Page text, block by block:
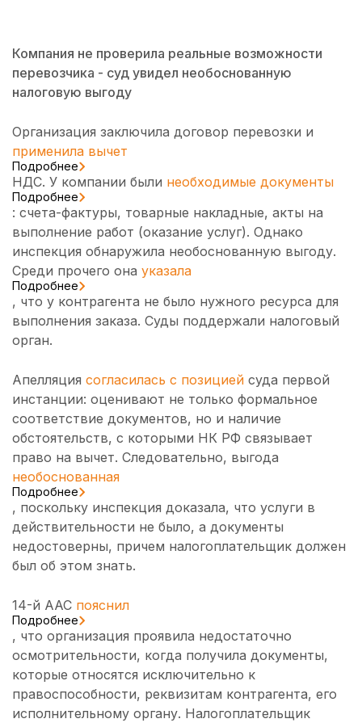
Компания не проверила реальные возможности
перевозчика - суд увидел необоснованную
налоговую выгоду
Организация заключила договор перевозки и
применила вычет
Подробнее
НДС. У компании были необходимые документы
Подробнее
: счета-фактуры, товарные накладные, акты на
выполнение работ (оказание услуг). Однако
инспекция обнаружила необоснованную выгоду.
Среди прочего она указала
Подробнее
, что у контрагента не было нужного ресурса для
выполнения заказа. Суды поддержали налоговый
орган.
Апелляция согласилась с позицией суда первой
инстанции: оценивают не только формальное
соответствие документов, но и наличие
обстоятельств, с которыми НК РФ связывает
право на вычет. Следовательно, выгода
необоснованная
Подробнее
, поскольку инспекция доказала, что услуги в
действительности не было, а документы
недостоверны, причем налогоплательщик должен
был об этом знать.
14-й ААС пояснил
Подробнее
, что организация проявила недостаточно
осмотрительности, когда получила документы,
которые относятся исключительно к
правоспособности, реквизитам контрагента, его
исполнительному органу. Налогоплательщик